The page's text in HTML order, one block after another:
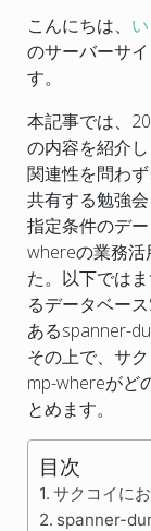
こんにちは、
のサーバーサ
す。
本記事では、
の内容を紹介
関連性を問わ
共有する勉強
指定条件のデ
whereの業務活
た。以下では
るデータベー
あるspanner-
その上で、サ
mp-whereがど
とめます。
目次
サクコイに
spanner-